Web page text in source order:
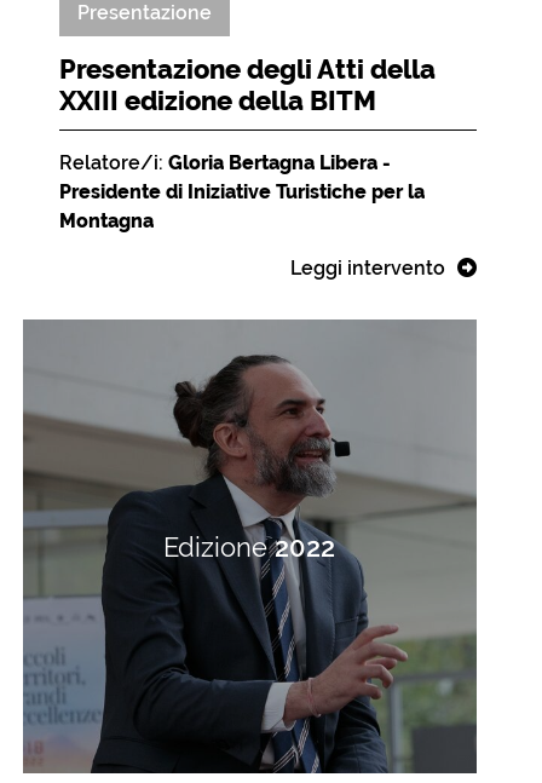
Presentazione
Presentazione degli Atti della
XXIII edizione della BITM
Relatore/i: Gloria Bertagna Libera -
Presidente di Iniziative Turistiche per la
Montagna
Leggi intervento
Edizione2022